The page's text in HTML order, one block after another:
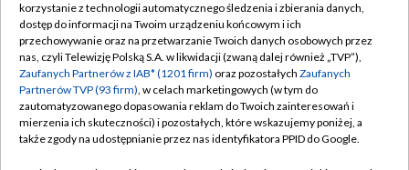
TVP
Abonament TVP
Sklep TVP
Biuro Reklamy
Oferta Handlowa
Regulamin TVP
Polityka prywatności
Moje zgody
Biuro reklamy
korzystanie z technologii automatycznego śledzenia i zbierania danych,
dostęp do informacji na Twoim urządzeniu końcowym i ich
przechowywanie oraz na przetwarzanie Twoich danych osobowych przez
nas, czyli Telewizję Polską S.A. w likwidacji (zwaną dalej również „TVP”),
Zaufanych Partnerów z IAB* (1201 firm) oraz pozostałych Zaufanych
Partnerów TVP (93 firm), w celach marketingowych (w tym do
zautomatyzowanego dopasowania reklam do Twoich zainteresowań i
mierzenia ich skuteczności) i pozostałych, które wskazujemy poniżej, a
także zgody na udostępnianie przez nas identyfikatora PPID do Google.